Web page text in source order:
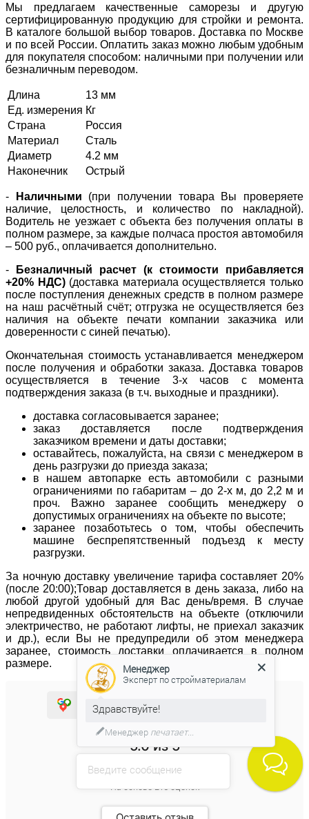
Мы предлагаем качественные саморезы и другую
сертифицированную продукцию для стройки и ремонта.
В каталоге большой выбор товаров. Доставка по Москве
и по всей России. Оплатить заказ можно любым удобным
для покупателя способом: наличными при получении или
безналичным переводом.
Длина
13 мм
Ед. измерения Кг
Страна
Россия
Материал
Сталь
Диаметр
4.2 мм
Наконечник
Острый
- Наличными (при получении товара Вы проверяете
наличие, целостность, и количество по накладной).
Водитель не уезжает с объекта без получения оплаты в
полном размере, за каждые полчаса простоя автомобиля
– 500 руб., оплачивается дополнительно.
-
Безналичный расчет (к стоимости прибавляется
+20% НДС) (доставка материала осуществляется только
после поступления денежных средств в полном размере
на наш расчётный счёт; отгрузка не осуществляется без
наличия на объекте печати компании заказчика или
доверенности с синей печатью).
Окончательная стоимость устанавливается менеджером
после получения и обработки заказа. Доставка товаров
осуществляется в течение 3-х часов с момента
подтверждения заказа (в т.ч. выходные и праздники).
доставка согласовывается заранее;
заказ доставляется после подтверждения
заказчиком времени и даты доставки;
оставайтесь, пожалуйста, на связи с менеджером в
день разгрузки до приезда заказа;
в нашем автопарке есть автомобили с разными
ограничениями по габаритам – до 2-х м, до 2,2 м и
проч. Важно заранее сообщить менеджеру о
допустимых ограничениях на объекте по высоте;
заранее позаботьтесь о том, чтобы обеспечить
машине беспрепятственный подъезд к месту
разгрузки.
За ночную доставку увеличение тарифа составляет 20%
(после 20:00);Товар доставляется в день заказа, либо на
любой другой удобный для Вас день/время. В случае
непредвиденных обстоятельств на объекте (отключили
электричество, не работают лифты, не приехал заказчик
и др.), если Вы не предупредили об этом менеджера
заранее, стоимость доставки оплачивается в полном
размере.
5.0 5.0
5.0из 5
На основе216оценок
Введите сообщение
Менеджер
Эксперт по стройматериалам
Здравствуйте!
Менеджер печатает...